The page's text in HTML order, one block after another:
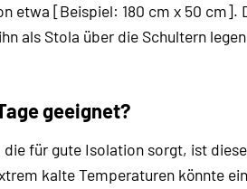
etwa [Beispiel: 180 cm x 50
als Stola über die Schultern
geeignet?
für gute Isolation sorgt, ist
kalte Temperaturen könnte